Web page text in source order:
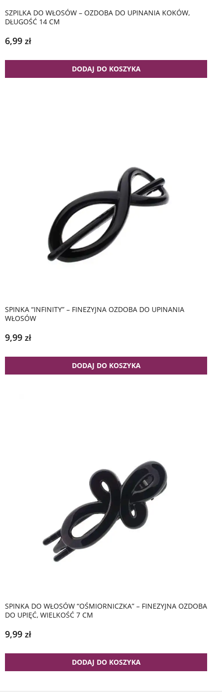
SZPILKA DO WŁOSÓW – OZDOBA DO UPINANIA KOKÓW,
DŁUGOŚĆ 14 CM
6,99 zł
DODAJ DO KOSZYKA
SPINKA “INFINITY” – FINEZYJNA OZDOBA DO UPINANIA
WŁOSÓW
9,99 zł
DODAJ DO KOSZYKA
SPINKA DO WŁOSÓW “OŚMIORNICZKA” – FINEZYJNA OZDOBA
DO UPIĘĆ, WIELKOŚĆ 7 CM
9,99 zł
DODAJ DO KOSZYKA